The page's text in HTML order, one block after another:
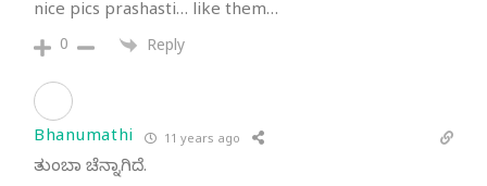
nice pics prashasti… like them…
0 Reply
Bhanumathi 11 years ago
ತುಂಬಾ ಚೆನ್ನಾಗಿದೆ.